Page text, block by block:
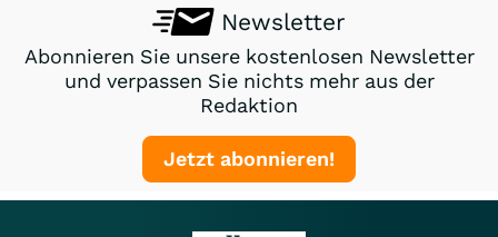
Newsletter
Abonnieren Sie unsere kostenlosen Newsletter
und verpassen Sie nichts mehr aus der
Redaktion
Jetzt abonnieren!